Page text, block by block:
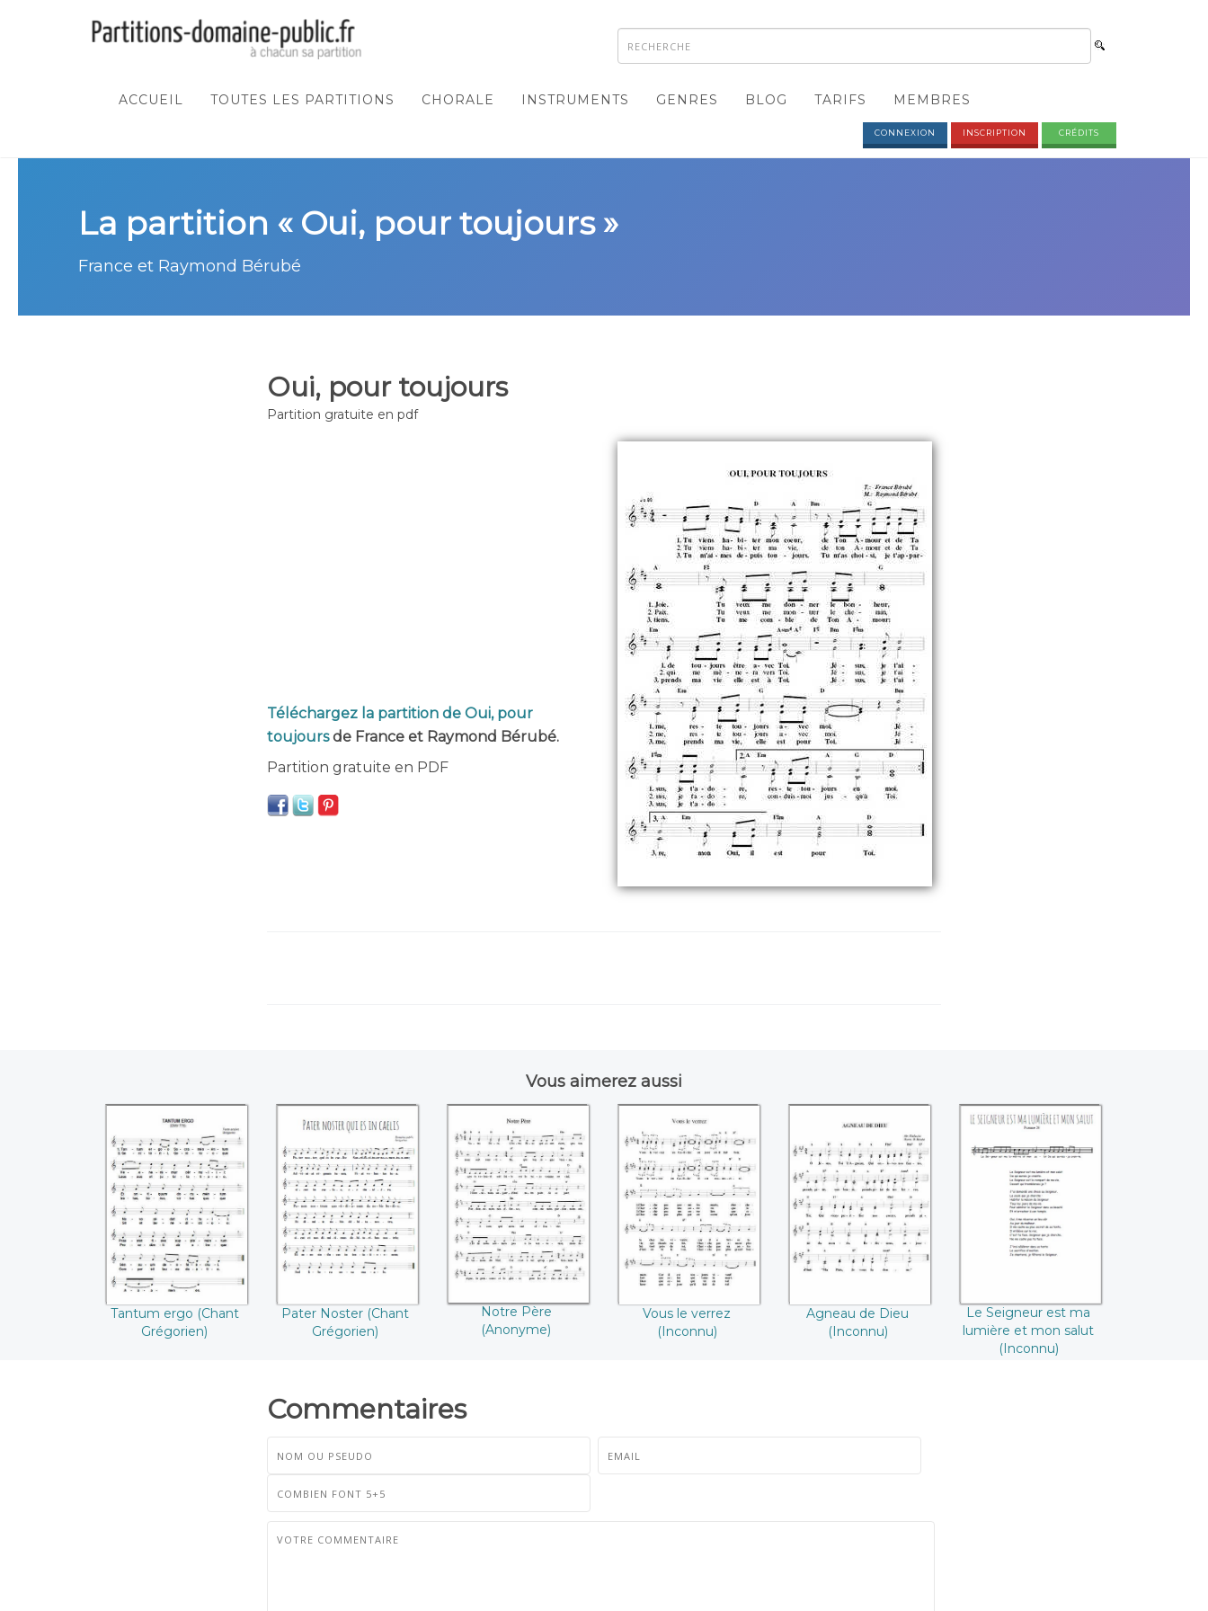
ACCUEIL TOUTES LES PARTITIONS CHORALE INSTRUMENTS GENRES BLOG TARIFS MEMBRES
CONNEXION INSCRIPTION CRÉDITS
La partition « Oui, pour toujours »
France et Raymond Bérubé
Oui, pour toujours
Partition gratuite en pdf
Téléchargez la partition de Oui, pour
toujoursde France et Raymond Bérubé.
Partition gratuite en PDF
Vous aimerez aussi
Tantum ergo
(Chant Grégorien)
Tantum ergo (Chant
Grégorien)
Pater Noster
(Chant Grégorien)
Pater Noster (Chant
Grégorien)
Notre Père
(Anonyme)
Notre Père
(Anonyme)
Vous le verrez
(Inconnu)
Vous le verrez
(Inconnu)
Agneau de Dieu
(Inconnu)
Agneau de Dieu
(Inconnu)
Le Seigneur est ma
lumière et mon
salut (Inconnu)
Le Seigneur est ma
lumière et mon salut
(Inconnu)
Commentaires